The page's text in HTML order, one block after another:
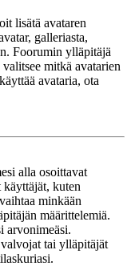
lisätä avataren
galleriasta,
Foorumin ylläpitäjä
mitkä avatarien
avataria, ota
alla osoittavat
kuten
minkään
määrittelemiä.
arvonimeäsi.
tai ylläpitäjät